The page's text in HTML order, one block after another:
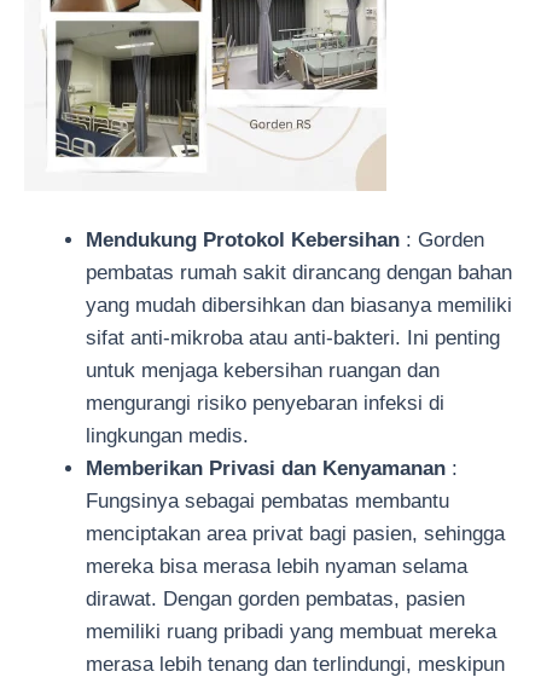
Mendukung Protokol Kebersihan : Gorden
pembatas rumah sakit dirancang dengan bahan
yang mudah dibersihkan dan biasanya memiliki
sifat anti-mikroba atau anti-bakteri. Ini penting
untuk menjaga kebersihan ruangan dan
mengurangi risiko penyebaran infeksi di
lingkungan medis.
Memberikan Privasi dan Kenyamanan :
Fungsinya sebagai pembatas membantu
menciptakan area privat bagi pasien, sehingga
mereka bisa merasa lebih nyaman selama
dirawat. Dengan gorden pembatas, pasien
memiliki ruang pribadi yang membuat mereka
merasa lebih tenang dan terlindungi, meskipun